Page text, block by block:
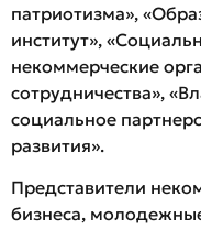
патриотизма»,
институт»,
некоммерческие
сотрудничества»,
социальное
развития».
Представители
бизнеса,